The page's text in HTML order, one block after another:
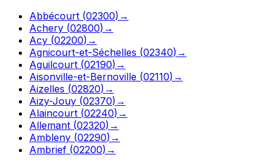
Abbécourt (02300) →
Achery (02800) →
Acy (02200) →
Agnicourt-et-Séchelles (02340) →
Aguilcourt (02190) →
Aisonville-et-Bernoville (02110) →
Aizelles (02820) →
Aizy-Jouy (02370) →
Alaincourt (02240) →
Allemant (02320) →
Ambleny (02290) →
Ambrief (02200) →